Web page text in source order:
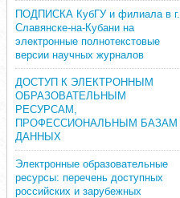
ПОДПИСКА КубГУ и филиала в г.
Славянске-на-Кубани на
электронные полнотекстовые
версии научных журналов
ДОСТУП К ЭЛЕКТРОННЫМ
ОБРАЗОВАТЕЛЬНЫМ
РЕСУРСАМ,
ПРОФЕССИОНАЛЬНЫМ БАЗАМ
ДАННЫХ
Электронные образовательные
ресурсы: перечень доступных
российских и зарубежных